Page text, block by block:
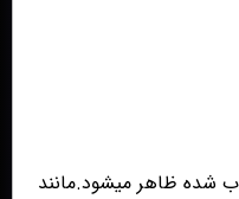
شده ظاهر میشود.مانند